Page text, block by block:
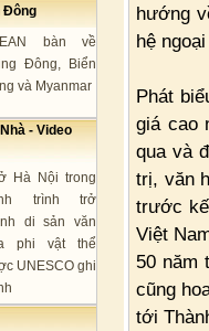
Đông
bàn về
Đông, Biển
và Myanmar
- Video
Hà Nội trong
trình trở
di sản văn
phi vật thể
UNESCO ghi
hướng
hệ
Phát
giá cao
qua và
trị, văn
trước
Việt
50 năm
cũng
tới